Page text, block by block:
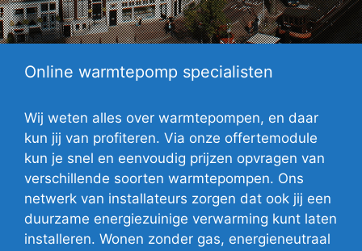
Online warmtepomp specialisten
Wij weten alles over warmtepompen, en daar
kun jij van profiteren. Via onze offertemodule
kun je snel en eenvoudig prijzen opvragen van
verschillende soorten warmtepompen. Ons
netwerk van installateurs zorgen dat ook jij een
duurzame energiezuinige verwarming kunt laten
installeren. Wonen zonder gas, energieneutraal